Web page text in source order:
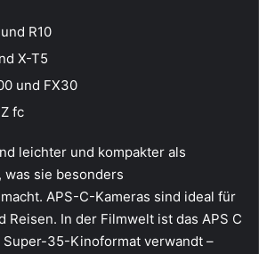
R10
X-T5
und FX30
fc
leichter und kompakter als
sie besonders
APS-C-Kameras sind ideal für
Reisen. In der Filmwelt ist das APS C
Super-35-Kinoformat verwandt –